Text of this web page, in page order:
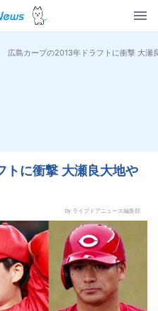
広島カープの2013年ドラフトに衝撃 大瀬
トに衝撃 大瀬良大地や
by ライブドアニュース編集部